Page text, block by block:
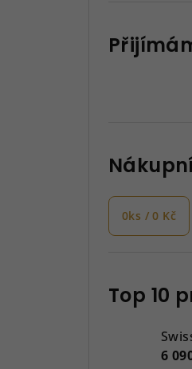
0ks /0 Kč
Top 10
6